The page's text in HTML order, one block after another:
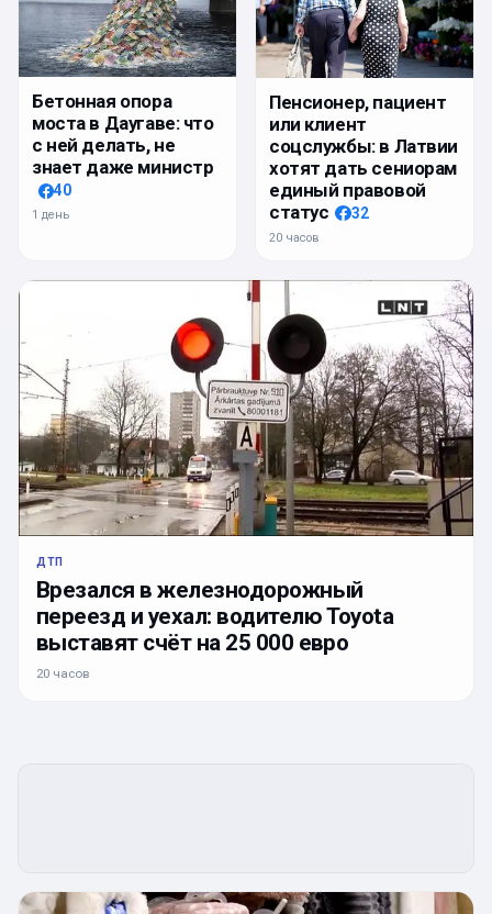
Бетонная опора
моста в Даугаве: что
с ней делать, не
знает даже министр
40
1 день
Пенсионер, пациент
или клиент
соцслужбы: в Латвии
хотят дать сениорам
единый правовой
статус
32
20 часов
ДТП
Врезался в железнодорожный
переезд и уехал: водителю Toyota
выставят счёт на 25 000 евро
20 часов